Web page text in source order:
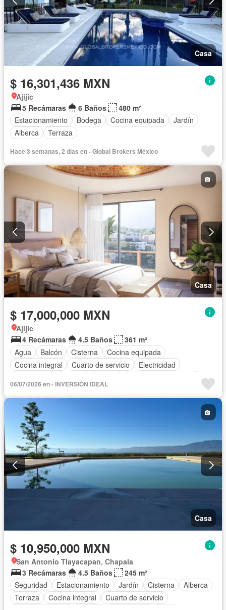
Casa
$ 16,301,436 MXN
Ajijic
5 Recámaras
6 Baños
480 m²
Estacionamiento
Bodega Cocina equipada
Jardín
Alberca
Terraza
Hace 3 semanas, 2 días en - Global Brokers México
Casa
$ 17,000,000 MXN
Ajijic
4 Recámaras
4.5 Baños
361 m²
Agua
Balcón Cisterna
Cocina equipada
Cocina integral
Cuarto de servicio
Electricidad
Terraza
Vista panorámica
06/07/2026 en - INVERSIÓN IDEAL
Casa
$ 10,950,000 MXN
San Antonio Tlayacapan, Chapala
3 Recámaras
4.5 Baños
245 m²
Seguridad
Estacionamiento Jardín Cisterna
Alberca
Terraza
Cocina integral
Cuarto de servicio